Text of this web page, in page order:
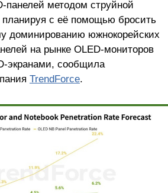
панелей методом струйной
планируя с её помощью бросить
доминированию южнокорейских
на рынке OLED-мониторов
экранами, сообщила
TrendForce.